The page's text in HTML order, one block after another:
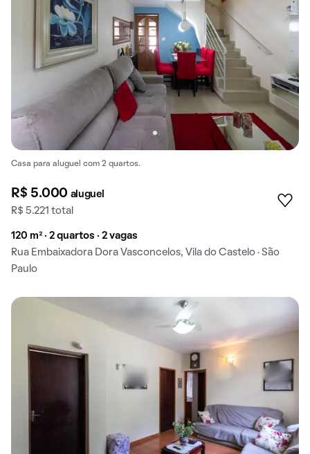
Casa para aluguel com 2 quartos.
R$ 5.000 aluguel
R$ 5.221 total
120 m² · 2 quartos · 2 vagas
Rua Embaixadora Dora Vasconcelos, Vila do Castelo · São
Paulo